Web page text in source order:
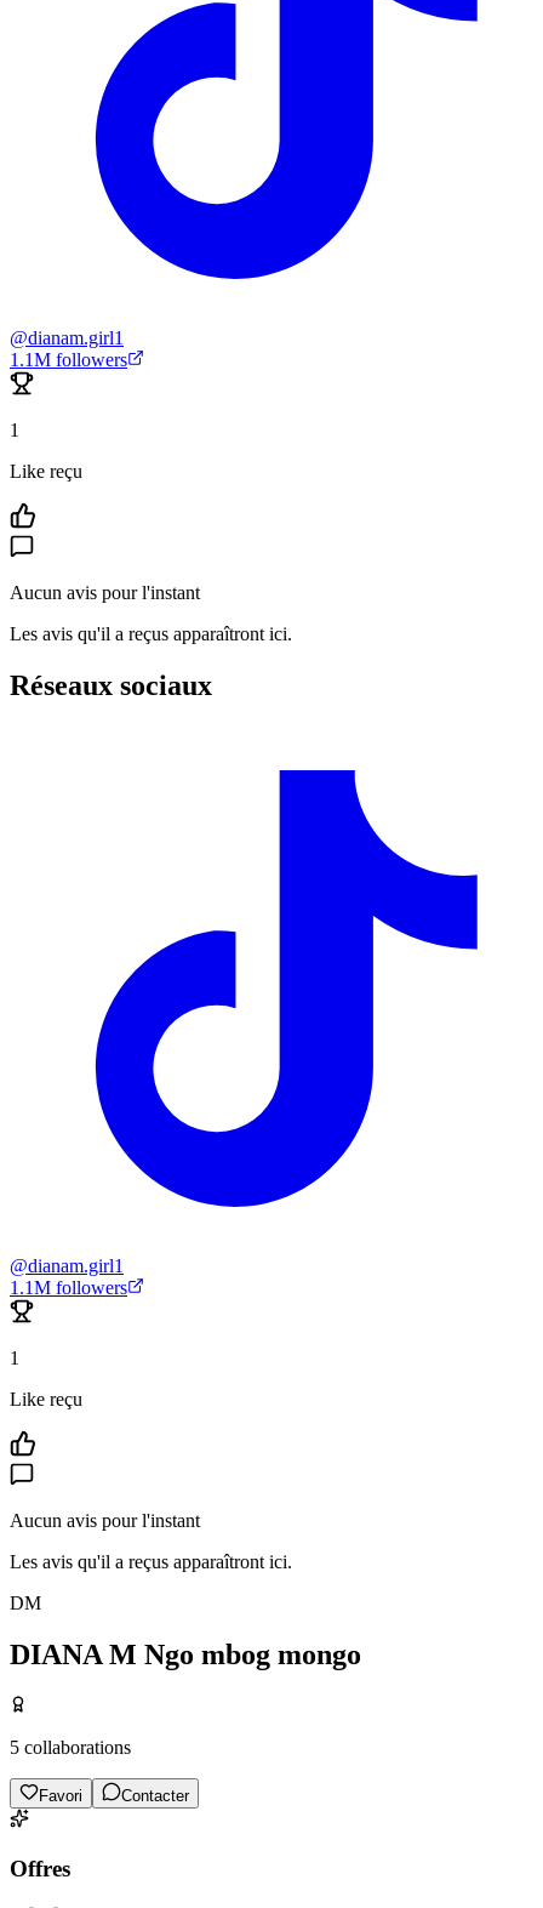
@dianam.girl1
1.1M followers
1
Like reçu
Aucun avis pour l'instant
Les avis qu'il a reçus apparaîtront ici.
Réseaux sociaux
@dianam.girl1
1.1M followers
1
Like reçu
Aucun avis pour l'instant
Les avis qu'il a reçus apparaîtront ici.
DM
DIANA M Ngo mbog mongo
5 collaborations
Favori Contacter
Offres